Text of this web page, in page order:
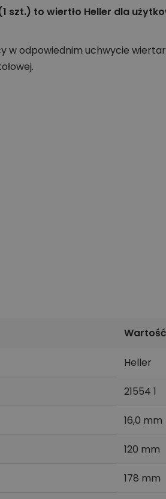
szt.) to wiertło Heller dla
w odpowiednim uchwycie
Wartość
Heller
21554 1
16,0 mm
120 mm
178 mm